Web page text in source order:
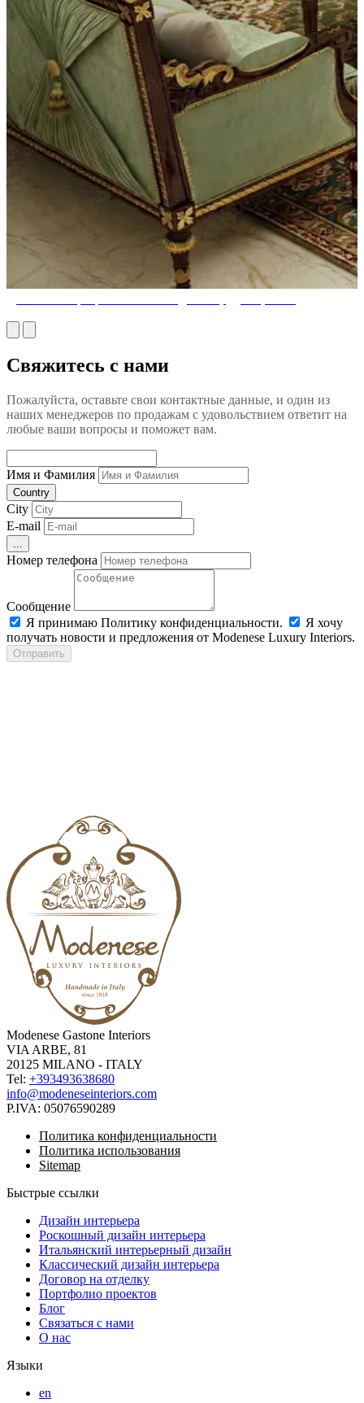
Свяжитесь с нами
Пожалуйста, оставьте свои контактные данные, и один из
наших менеджеров по продажам с удовольствием ответит на
любые ваши вопросы и поможет вам.
Имя и Фамилия
Country
City
E-mail
Номер телефона
Сообщение
Я принимаю Политику конфиденциальности.
Я хочу
получать новости и предложения от Modenese Luxury Interiors.
Отправить
Modenese Gastone Interiors
VIA ARBE, 81
20125 MILANO - ITALY
Tel: +393493638680
info@modeneseinteriors.com
P.IVA: 05076590289
Политика конфиденциальности
Политика использования
Sitemap
Быстрые ссылки
Дизайн интерьера
Роскошный дизайн интерьера
Итальянский интерьерный дизайн
Классический дизайн интерьера
Договор на отделку
Портфолио проектов
Блог
Связаться с нами
О нас
Языки
en